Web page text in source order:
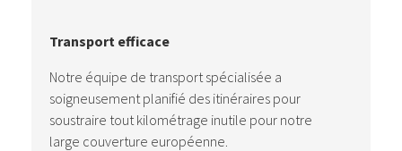
Transport efficace
Notre équipe de transport spécialisée a
soigneusement planifié des itinéraires pour
soustraire tout kilométrage inutile pour notre
large couverture européenne.